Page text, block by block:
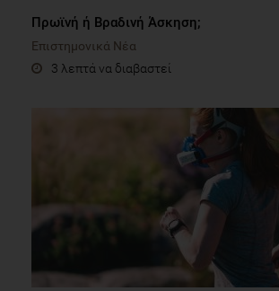
Πρωϊνή ή Βραδινή Άσκηση;
Επιστημονικά Νέα
3 λεπτά να διαβαστεί